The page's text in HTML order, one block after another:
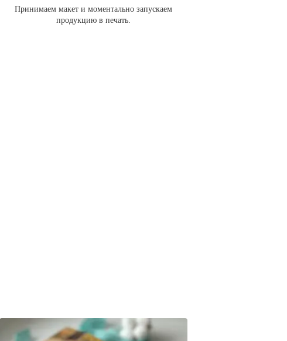
Принимаем макет и моментально запускаем
продукцию в печать.